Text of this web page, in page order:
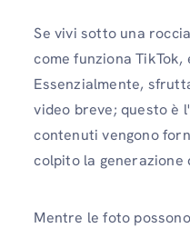
Se vivi sotto una
come funziona
Essenzialmente,
video breve; questo è
contenuti vengono
colpito la generazione
Mentre le foto